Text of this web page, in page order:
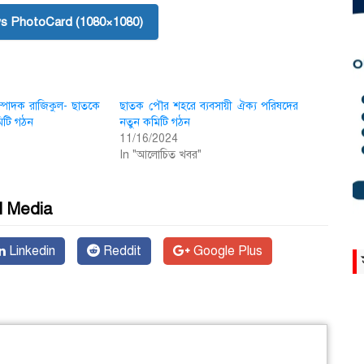
PhotoCard (1080×1080)
রাজিকুল- ছাতকে
গঠন
ছাতক পৌর শহরে ব্যবসায়ী ঐক্য পরিষদের
নতুন কমিটি গঠন
11/16/2024
In "আলোচিত খবর"
Media
Linkedin Reddit Google Plus